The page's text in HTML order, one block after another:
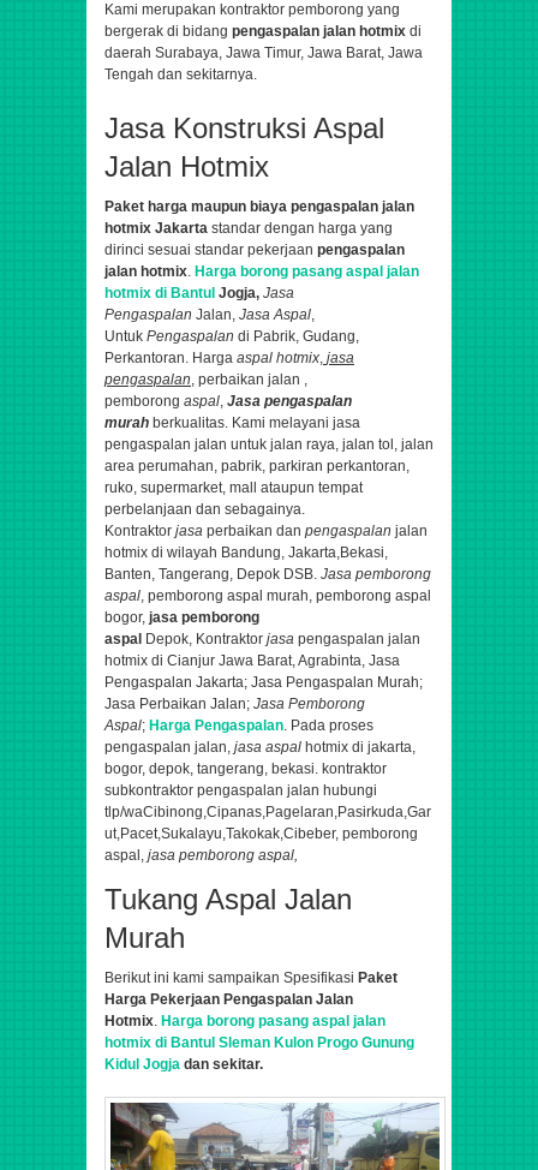
Kami merupakan kontraktor pemborong yang
bergerak di bidang pengaspalan jalan hotmix di
daerah Surabaya, Jawa Timur, Jawa Barat, Jawa
Tengah dan sekitarnya.
Jasa Konstruksi Aspal
Jalan Hotmix
Paket harga maupun biaya pengaspalan jalan
hotmix Jakarta standar dengan harga yang
dirinci sesuai standar pekerjaan pengaspalan
jalan hotmix Harga borong pasang aspal jalan
hotmix di Bantul Jogja, Jasa
Pengaspalan Jalan, Jasa Aspal
Untuk Pengaspalan di Pabrik, Gudang,
Perkantoran. Harga aspal hotmix jasa
pengaspalan , perbaikan jalan ,
pemborong aspal Jasa pengaspalan
murah berkualitas. Kami melayani jasa
pengaspalan jalan untuk jalan raya, jalan tol, jalan
area perumahan, pabrik, parkiran perkantoran,
ruko, supermarket, mall ataupun tempat
perbelanjaan dan sebagainya.
Kontraktor jasa perbaikan dan pengaspalan jalan
hotmix di wilayah Bandung, Jakarta,Bekasi,
Banten, Tangerang, Depok DSB. Jasa pemborong
aspal , pemborong aspal murah, pemborong aspal
bogor, jasa pemborong
aspal Depok, Kontraktor jasa pengaspalan jalan
hotmix di Cianjur Jawa Barat, Agrabinta, Jasa
Pengaspalan Jakarta; Jasa Pengaspalan Murah;
Jasa Perbaikan Jalan; Jasa Pemborong
Aspal; Harga Pengaspalan . Pada proses
pengaspalan jalan, jasa aspal hotmix di jakarta,
bogor, depok, tangerang, bekasi. kontraktor
subkontraktor pengaspalan jalan hubungi
tlp/waCibinong,Cipanas,Pagelaran,Pasirkuda,Gar
ut,Pacet,Sukalayu,Takokak,Cibeber​, pemborong
aspal, jasa pemborong aspal,
Tukang Aspal Jalan
Murah
Berikut ini kami sampaikan Spesifikasi Paket
Harga Pekerjaan Pengaspalan Jalan
Hotmix Harga borong pasang aspal jalan
hotmix di Bantul Sleman Kulon Progo Gunung
Kidul Jogja dan sekitar.